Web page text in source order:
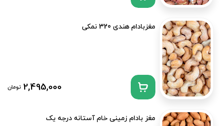
مغزبادام هندی 320 نمکی
2,495,000 تومان
مغز بادام زمینی خام آستانه درجه یک